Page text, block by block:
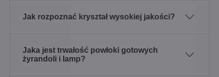
Jak rozpoznać kryształ wysokiej jakości?
Jaka jest trwałość powłoki gotowych
żyrandoli i lamp?